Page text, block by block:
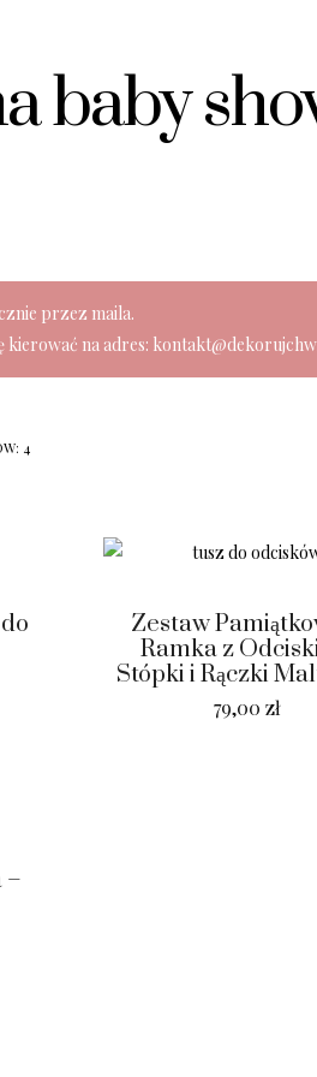
baby
przez maila.
kierować na adres:
4
Zestaw
Ramka z
Stópki i Rączki
79,00zł
–